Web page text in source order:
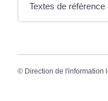
Textes de référence
© Direction de l'information